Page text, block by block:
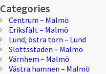
Categories
Centrum – Malmö
Eriksfält – Malmö
Lund, östra torn – Lund
Slottsstaden – Malmö
Värnhem – Malmö
Västra hamnen – Malmö